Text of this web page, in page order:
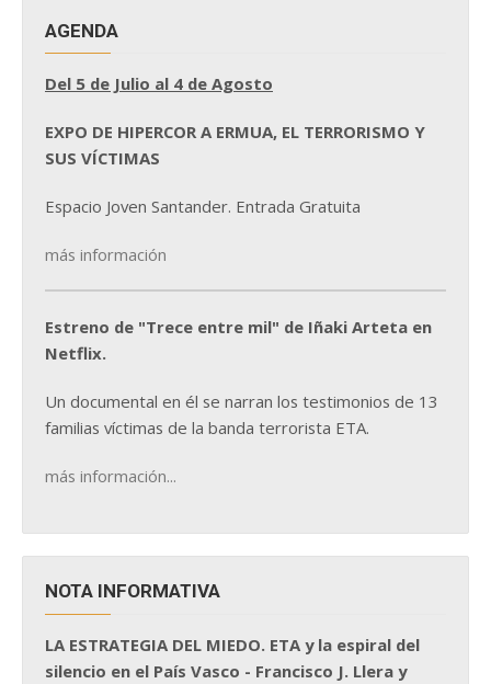
AGENDA
Del 5 de Julio al 4 de Agosto
EXPO DE HIPERCOR A ERMUA, EL TERRORISMO Y
SUS VÍCTIMAS
Espacio Joven Santander. Entrada Gratuita
más información
Estreno de "Trece entre mil" de Iñaki Arteta en
Netflix.
Un documental en él se narran los testimonios de 13
familias víctimas de la banda terrorista ETA.
más información...
NOTA INFORMATIVA
LA ESTRATEGIA DEL MIEDO. ETA y la espiral del
silencio en el País Vasco - Francisco J. Llera y